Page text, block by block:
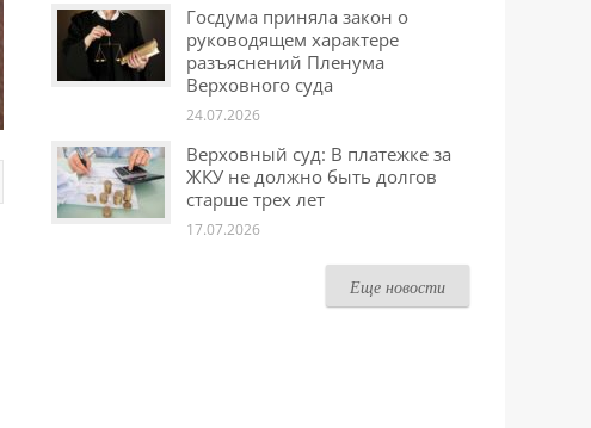
Госдума приняла закон о
руководящем характере
разъяснений Пленума
Верховного суда
24.07.2026
Верховный суд: В платежке за
ЖКУ не должно быть долгов
старше трех лет
17.07.2026
Еще новости